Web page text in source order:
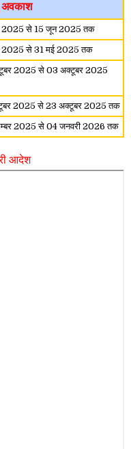
2025 से 15 जून 2025 तक
2025 से 31मई2025 तक
2025 से 03 अक्टूबर 2025
2025 से 23 अक्टूबर 2025तक
2025 से 04 जनवरी 2026 तक
आदेश